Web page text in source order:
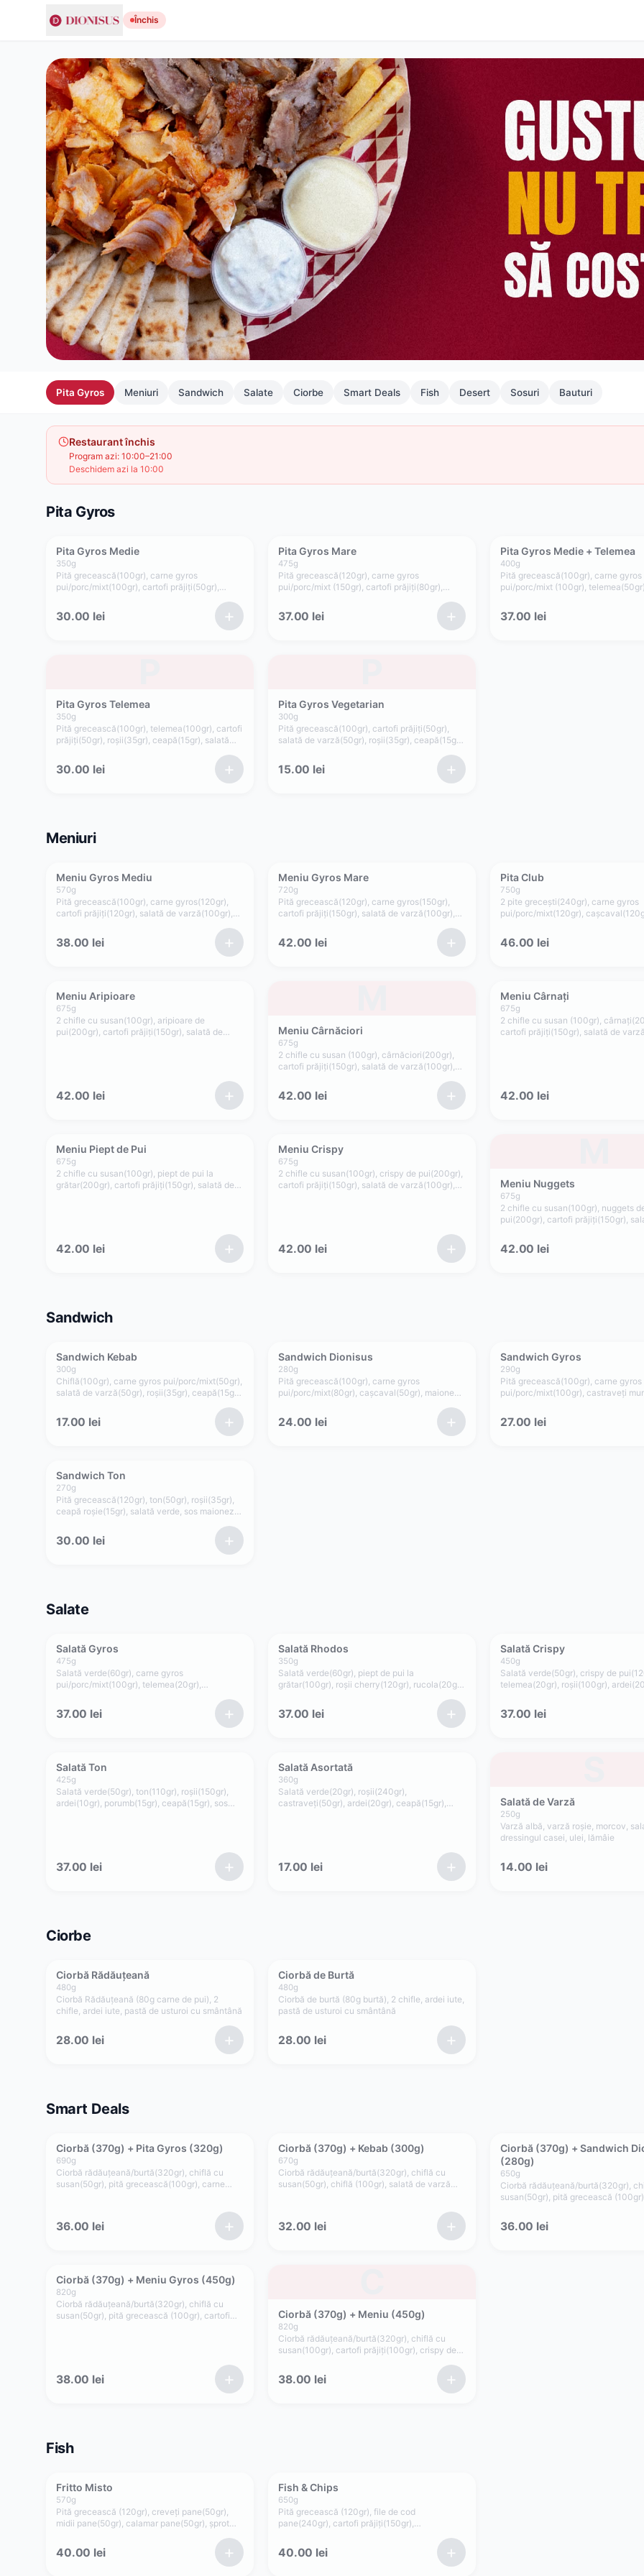
Închis
Pita Gyros Meniuri Sandwich Salate Ciorbe Smart Deals Fish Desert Sosuri Bauturi
Restaurant închis
Program azi: 10:00–21:00
Deschidem azi la 10:00
Pita Gyros
Pita Gyros Medie
350g
Pită grecească(100gr), carne gyros
pui/porc/mixt(100gr), cartofi prăjiți(50gr),
30.00 lei +
Pita Gyros Mare
475g
Pită grecească(120gr), carne gyros
pui/porc/mixt (150gr), cartofi prăjiți(80gr),
37.00 lei +
Pita Gyros Medie + Telemea
400g
Pită grecească(100gr), carne gyros
pui/porc/mixt (100gr),
verde, maioneză de casă cu
37.00 lei
Pita Gyros Telemea
350g
Pită grecească(100gr), telemea(100gr), cartofi
prăjiți(50gr), roșii(35gr), ceapă(15gr), salată
30.00 lei +
Pita Gyros Vegetarian
300g
Pită grecească(100gr), cartofi prăjiți(50gr),
salată de varză(50gr), roșii(35gr), ceapă(15gr),
15.00 lei +
Meniuri
Meniu Gyros Mediu
570g
Pită grecească(100gr), carne gyros(120gr),
cartofi prăjiți(120gr), salată de varză(100gr),
maioneza de casa (40gr)
38.00 lei +
Meniu Gyros Mare
720g
Pită grecească(120gr), carne gyros(150gr),
cartofi prăjiți(150gr), salată de varză(100gr),
maioneza de casă cu usturoi(75gr)
42.00 lei +
Pita Club
750g
2 pite grecești(240gr), carne gyros
pui/porc/mixt(120gr),
usturoi(75gr + separat 75gr)
46.00 lei
Meniu Aripioare
675g
2 chifle cu susan(100gr), aripioare de
pui(200gr), cartofi prăjiți(150gr), salată de
42.00 lei +
Meniu Cârnăciori
675g
2 chifle cu susan (100gr), cârnăciori(200gr),
cartofi prăjiți(150gr), salată de varză(100gr),
42.00 lei +
Meniu Cârnați
675g
2 chifle cu susan (100gr),
cartofi prăjiți(150gr), salată de
42.00 lei
Meniu Piept de Pui
675g
2 chifle cu susan(100gr), piept de pui la
grătar(200gr), cartofi prăjiți(150gr), salată de
42.00 lei +
Meniu Crispy
675g
2 chifle cu susan(100gr), crispy de pui(200gr),
cartofi prăjiți(150gr), salată de varză(100gr),
42.00 lei +
Meniu Nuggets
675g
2 chifle cu susan(100gr), nuggets
pui(200gr), cartofi prăjiți(150gr),
maioneză de casă cu usturoi(40gr),
cocktail(40gr)
42.00 lei
Sandwich
Sandwich Kebab
300g
Chiflă(100gr), carne gyros pui/porc/mixt(50gr),
salată de varză(50gr), roșii(35gr), ceapă(15gr),
17.00 lei +
Sandwich Dionisus
280g
Pită grecească(100gr), carne gyros
pui/porc/mixt(80gr), cașcaval(50gr), maioneză
24.00 lei +
Sandwich Gyros
290g
Pită grecească(100gr), carne gyros
pui/porc/mixt(100gr), castraveți
27.00 lei
Sandwich Ton
270g
Pită grecească(120gr), ton(50gr), roșii(35gr),
ceapă roșie(15gr), salată verde, sos maioneză
30.00 lei +
Salate
Salată Gyros
475g
Salată verde(60gr), carne gyros
pui/porc/mixt(100gr), telemea(20gr),
picant(75gr)
37.00 lei +
Salată Rhodos
350g
Salată verde(60gr), piept de pui la
grătar(100gr), roșii cherry(120gr), rucola(20gr),
casei(30gr)
37.00 lei +
Salată Crispy
450g
Salată verde(50gr), crispy de
telemea(20gr), roșii(100gr),
37.00 lei
Salată Ton
425g
Salată verde(50gr), ton(110gr), roșii(150gr),
ardei(10gr), porumb(15gr), ceapă(15gr), sos
37.00 lei +
Salată Asortată
360g
Salată verde(20gr), roșii(240gr),
castraveți(50gr), ardei(20gr), ceapă(15gr),
17.00 lei +
Salată de Varză
250g
Varză albă, varză roșie, morcov,
dressingul casei, ulei, lămâie
14.00 lei
Ciorbe
Ciorbă Rădăuțeană
480g
Ciorbă Rădăuțeană (80g carne de pui), 2
chifle, ardei iute, pastă de usturoi cu smântână
28.00 lei +
Ciorbă de Burtă
480g
Ciorbă de burtă (80g burtă), 2 chifle, ardei iute,
pastă de usturoi cu smântână
28.00 lei +
Smart Deals
Ciorbă (370g) + Pita Gyros (320g)
690g
Ciorbă rădăuțeană/burtă(320gr), chiflă cu
susan(50gr), pită grecească(100gr), carne
36.00 lei +
Ciorbă (370g) + Kebab (300g)
670g
Ciorbă rădăuțeană/burtă(320gr), chiflă cu
susan(50gr), chiflă (100gr), salată de varză
32.00 lei +
Ciorbă (370g) + Sandwich
(280g)
650g
Ciorbă rădăuțeană/burtă(320gr),
susan(50gr), pită grecească
pui/porc/mixt(80gr), maioneză
36.00 lei
Ciorbă (370g) + Meniu Gyros (450g)
820g
Ciorbă rădăuțeană/burtă(320gr), chiflă cu
susan(50gr), pită grecească (100gr), cartofi
38.00 lei +
Ciorbă (370g) + Meniu (450g)
820g
Ciorbă rădăuțeană/burtă(320gr), chiflă cu
susan(100gr), cartofi prăjiți(100gr), crispy de
ceapă(15gr), maioneză de casă cu
usturoi(50gr)
38.00 lei +
Fish
Fritto Misto
570g
Pită grecească (120gr), creveți pane(50gr),
midii pane(50gr), calamar pane(50gr), șprot
sos maioneza de casă cu usturoi(50gr), sos
cocktail(50gr)
40.00 lei +
Fish & Chips
650g
Pită grecească (120gr), file de cod
pane(240gr), cartofi prăjiți(150gr),
usturoi(50gr), sos cocktail(50gr)
40.00 lei +